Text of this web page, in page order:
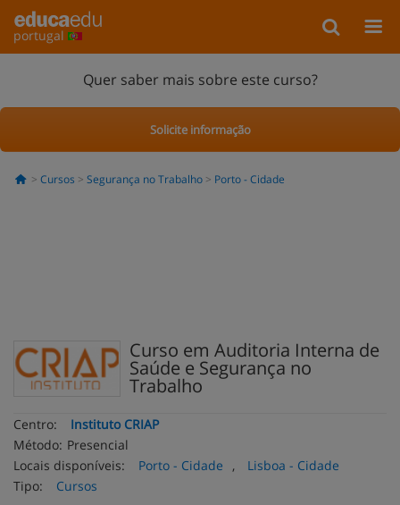
portugal
Quer saber mais sobre este curso?
Solicite informação
Cursos Segurança no Trabalho Porto - Cidade
Curso em Auditoria Interna de
Saúde e Segurança no
Trabalho
Centro:
Instituto CRIAP
Método: Presencial
Locais disponíveis:
Porto - Cidade ,
Lisboa - Cidade
Tipo:
Cursos